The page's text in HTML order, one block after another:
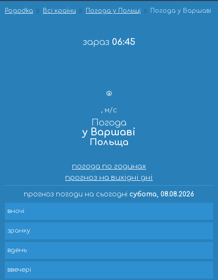
Pogodka Всі країни Погода у Польщі Погода у Варшаві
зараз 06:45
, м/с
Погода
у Варшаві
Польща
погода по годинах
прогноз на вихідні дні
прогноз погоди на сьогодні субота, 08.08.2026
вночі
зранку
вдень
ввечері